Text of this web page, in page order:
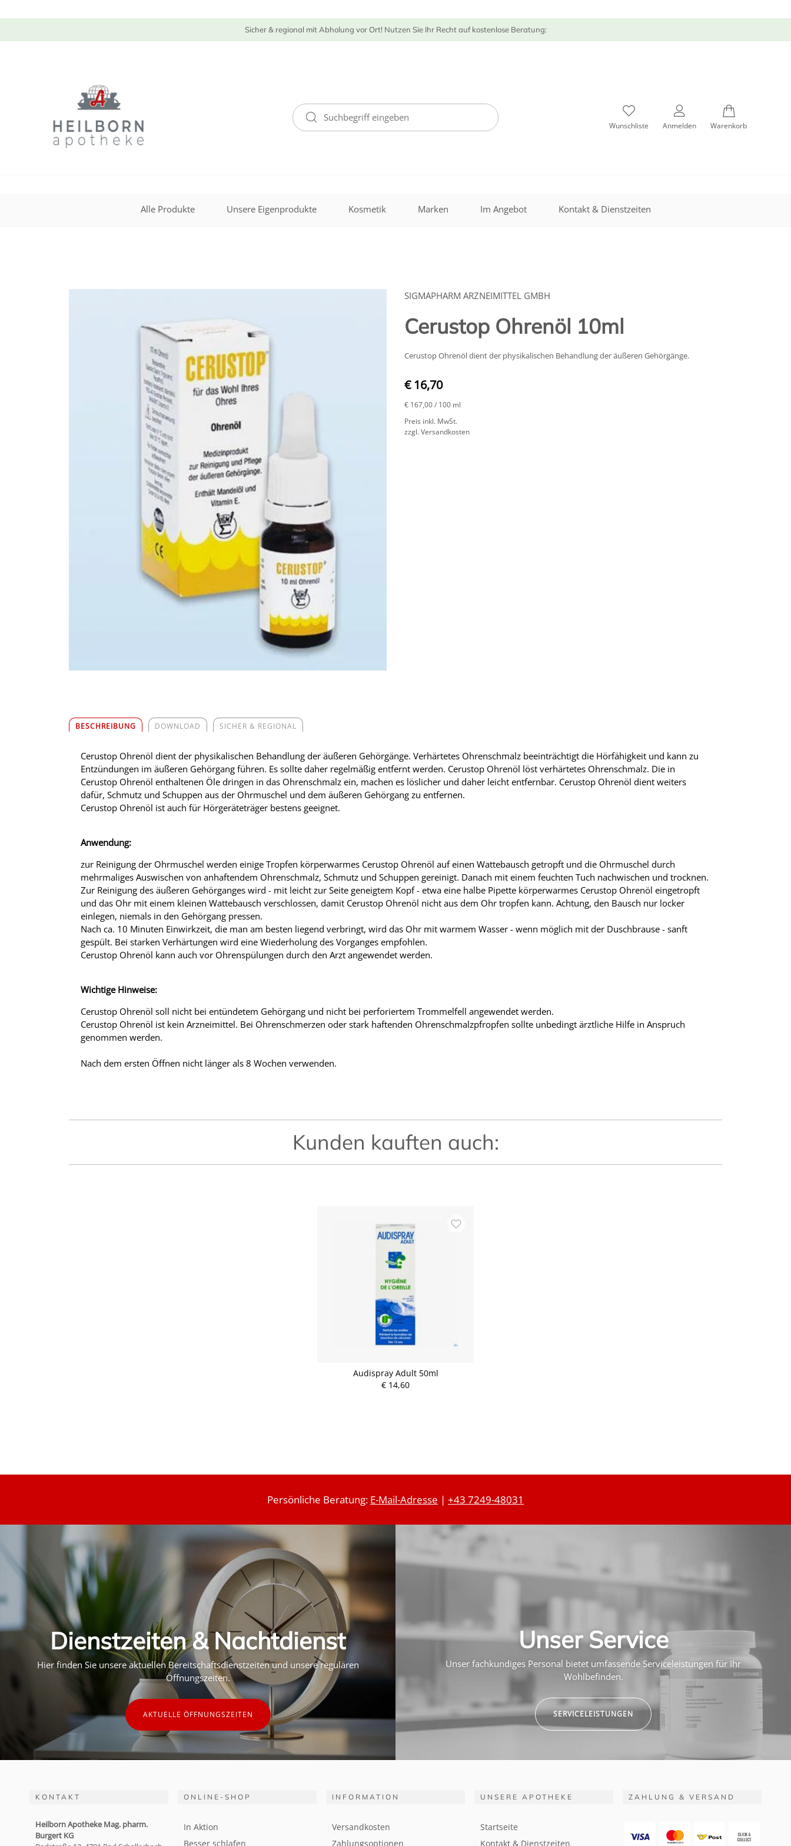
Sicher & regional mit Abholung vor Ort! Nutzen Sie Ihr Recht auf kostenlose Beratung:
Wunschliste Anmelden Warenkorb
Alle Produkte Unsere Eigenprodukte Kosmetik Marken Im Angebot Kontakt & Dienstzeiten
SIGMAPHARM ARZNEIMITTEL GMBH
Cerustop Ohrenöl 10ml
Cerustop Ohrenöl dient der physikalischen Behandlung der äußeren Gehörgänge.
€ 16,70
€ 167,00/ 100 ml
Preis inkl. MwSt.
zzgl. Versandkosten
BESCHREIBUNG DOWNLOAD SICHER & REGIONAL
Cerustop Ohrenöl dient der physikalischen Behandlung der äußeren Gehörgänge. Verhärtetes Ohrenschmalz beeinträchtigt die Hörfähigkeit und kann zu
Entzündungen im äußeren Gehörgang führen. Es sollte daher regelmäßig entfernt werden. Cerustop Ohrenöl löst verhärtetes Ohrenschmalz. Die in
Cerustop Ohrenöl enthaltenen Öle dringen in das Ohrenschmalz ein, machen es löslicher und daher leicht entfernbar. Cerustop Ohrenöl dient weiters
dafür, Schmutz und Schuppen aus der Ohrmuschel und dem äußeren Gehörgang zu entfernen.
Cerustop Ohrenöl ist auch für Hörgeräteträger bestens geeignet.
Anwendung:
zur Reinigung der Ohrmuschel werden einige Tropfen körperwarmes Cerustop Ohrenöl auf einen Wattebausch getropft und die Ohrmuschel durch
mehrmaliges Auswischen von anhaftendem Ohrenschmalz, Schmutz und Schuppen gereinigt. Danach mit einem feuchten Tuch nachwischen und trocknen.
Zur Reinigung des äußeren Gehörganges wird - mit leicht zur Seite geneigtem Kopf - etwa eine halbe Pipette körperwarmes Cerustop Ohrenöl eingetropft
und das Ohr mit einem kleinen Wattebausch verschlossen, damit Cerustop Ohrenöl nicht aus dem Ohr tropfen kann. Achtung, den Bausch nur locker
einlegen, niemals in den Gehörgang pressen.
Nach ca. 10 Minuten Einwirkzeit, die man am besten liegend verbringt, wird das Ohr mit warmem Wasser - wenn möglich mit der Duschbrause - sanft
gespült. Bei starken Verhärtungen wird eine Wiederholung des Vorganges empfohlen.
Cerustop Ohrenöl kann auch vor Ohrenspülungen durch den Arzt angewendet werden.
Wichtige Hinweise:
Cerustop Ohrenöl soll nicht bei entündetem Gehörgang und nicht bei perforiertem Trommelfell angewendet werden.
Cerustop Ohrenöl ist kein Arzneimittel. Bei Ohrenschmerzen oder stark haftenden Ohrenschmalzpfropfen sollte unbedingt ärztliche Hilfe in Anspruch
genommen werden.
Nach dem ersten Öffnen nicht länger als 8 Wochen verwenden.
Kunden kauften auch:
Audispray Adult 50ml
€ 14,60
Persönliche Beratung: E-Mail-Adresse | +43 7249-48031
Dienstzeiten & Nachtdienst
Hier finden Sie unsere aktuellen Bereitschaftsdienstzeiten und unsere regulären
Öffnungszeiten.
AKTUELLE ÖFFNUNGSZEITEN
Unser Service
Unser fachkundiges Personal bietet umfassende Serviceleistungen für Ihr
Wohlbefinden.
SERVICELEISTUNGEN
KONTAKT
Heilborn Apotheke Mag. pharm.
Burgert KG
ONLINE-SHOP
In Aktion
Besser schlafen
INFORMATION
Versandkosten
Zahlungsoptionen
UNSERE APOTHEKE
Startseite
Kontakt & Dienstzeiten
ZAHLUNG & VERSAND